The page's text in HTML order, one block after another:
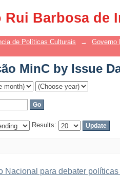
Barbosa de
MinC by Issue
de Políticas Culturais →
Governo
MinC by Issue
Results:
Nacional para debater